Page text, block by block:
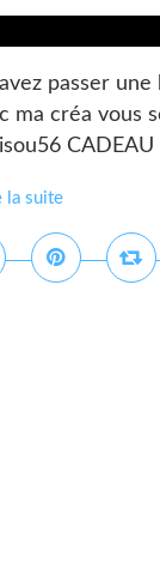
passer
ma créa vous
CADEAU
la suite